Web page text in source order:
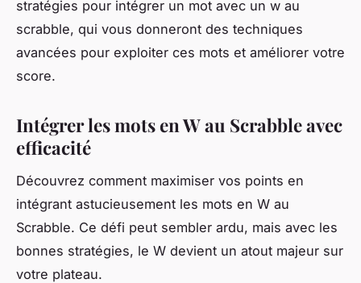
stratégies pour intégrer un mot avec un w au
scrabble, qui vous donneront des techniques
avancées pour exploiter ces mots et améliorer votre
score.
Intégrer les mots en W au Scrabble avec
efficacité
Découvrez comment maximiser vos points en
intégrant astucieusement les mots en W au
Scrabble. Ce défi peut sembler ardu, mais avec les
bonnes stratégies, le W devient un atout majeur sur
votre plateau.